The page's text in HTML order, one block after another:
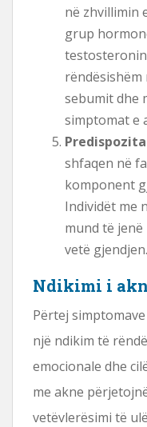
në zhvillimin
grup
sebumit dhe
simptomat e
shfaqen në
komponent
Individët me
mund të
vetë gjendjen.
Ndikimi i
Përtej
një ndikim të
emocionale dhe
me akne
vetëvlerësimi të